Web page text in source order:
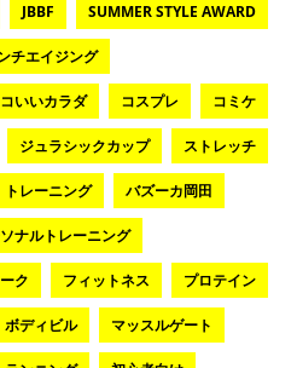
JBBF SUMMER STYLE AWARD
チエイジング
いいカラダ コスプレ コミケ
ジュラシックカップ ストレッチ
トレーニング バズーカ岡田
ナルトレーニング
ク フィットネス プロテイン
ボディビル マッスルゲート